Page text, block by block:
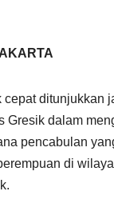
cepat ditunjukkan
Gresik dalam
pencabulan
di